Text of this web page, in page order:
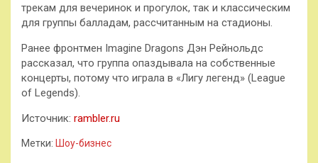
трекам для вечеринок и прогулок, так и классическим
для группы балладам, рассчитанным на стадионы.
Ранее фронтмен Imagine Dragons Дэн Рейнольдс
рассказал, что группа опаздывала на собственные
концерты, потому что играла в «Лигу легенд» (League
of Legends).
Источник: rambler.ru
Метки: Шоу-бизнес